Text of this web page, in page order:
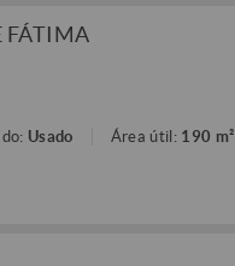
FÁTIMA
Usado Área útil: 190 m²